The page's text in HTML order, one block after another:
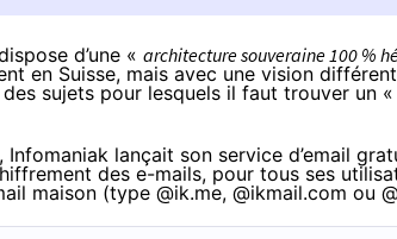
d’une « architecture souveraine 100 %
en Suisse, mais avec une vision
sujets pour lesquels il faut trouver un
lançait son service d’email
des e-mails, pour tous ses
maison (type @ik.me, @ikmail.com ou